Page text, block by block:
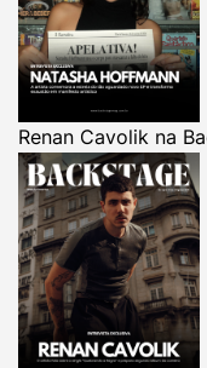
Renan Cavolik na